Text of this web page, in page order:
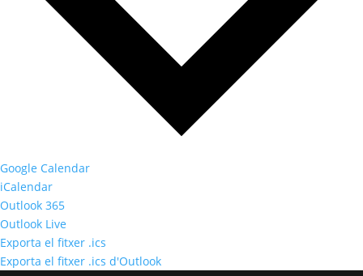
Google Calendar
iCalendar
Outlook 365
Outlook Live
Exporta el fitxer .ics
Exporta el fitxer .ics d'Outlook